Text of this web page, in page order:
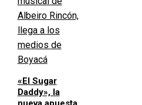
«El Sugar
Daddy», la